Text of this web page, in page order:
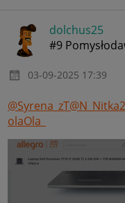
dolchus25
#9
‎03-09-2025 17:39
@Syrena_zT
olaOla_